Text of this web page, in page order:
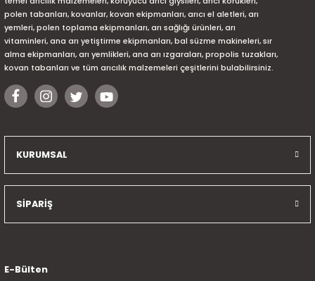
polen tabanları, kovanlar, kovan ekipmanları, arıcı el aletleri, arı
yemleri, polen toplama ekipmanları, arı sağlığı ürünleri, arı
vitaminleri, ana arı yetiştirme ekipmanları, bal süzme makineleri, sır
alma ekipmanları, arı yemlikleri, ana arı ızgaraları, propolis tuzakları,
kovan tabanları ve tüm arıcılık malzemeleri çeşitlerini bulabilirsiniz.
KURUMSAL
SİPARİŞ
E-Bülten